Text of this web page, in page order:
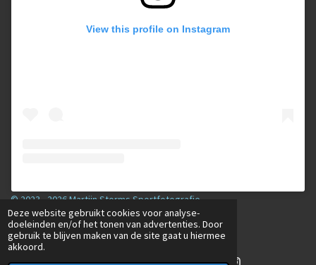
Deze website gebruikt cookies voor analyse-
doeleinden en/of het tonen van advertenties. Door
gebruik te blijven maken van de site gaat u hiermee
akkoord.
View this profile on Instagram
© 2023 - 2026 Martijn Storms Sportfotografie
Powered byJouwWeb